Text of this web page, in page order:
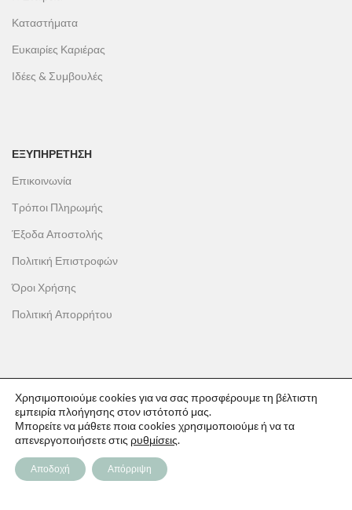
Καταστήματα
Ευκαιρίες Καριέρας
Ιδέες & Συμβουλές
ΕΞΥΠΗΡΕΤΗΣΗ
Επικοινωνία
Τρόποι Πληρωμής
Έξοδα Αποστολής
Πολιτική Επιστροφών
Όροι Χρήσης
Πολιτική Απορρήτου
ΟΙ ΑΓΟΡΕΣ ΣΟΥ
Ο λογαριασμός μου
Το καλάθι σου
Οι παραγγελίες σου
Χρησιμοποιούμε cookies για να σας προσφέρουμε τη βέλτιστη
εμπειρία πλοήγησης στον ιστότοπό μας.
Μπορείτε να μάθετε ποια cookies χρησιμοποιούμε ή να τα
απενεργοποιήσετε στις ρυθμίσεις.
Αποδοχή Απόρριψη